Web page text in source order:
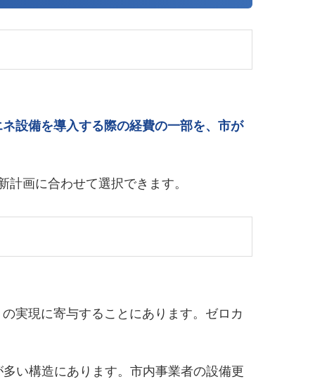
設備を導入する際の経費の一部を、市が
画に合わせて選択できます。
実現に寄与することにあります。ゼロカ
い構造にあります。市内事業者の設備更